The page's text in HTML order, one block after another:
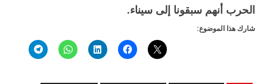
الحرب أنهم سبقونا إلى سيناء.
شارك هذا الموضوع: